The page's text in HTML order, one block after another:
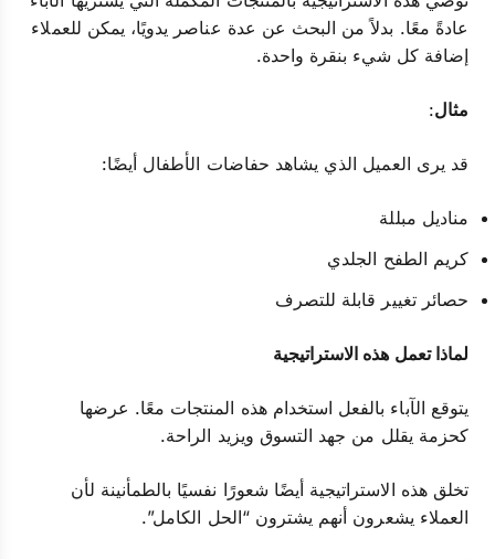
عادةً معًا. بدلاً من البحث عن عدة عناصر يدويًا، يمكن للعملاء
إضافة كل شيء بنقرة واحدة.
مثال:
قد يرى العميل الذي يشاهد حفاضات الأطفال أيضًا:
مناديل مبللة
كريم الطفح الجلدي
حصائر تغيير قابلة للتصرف
لماذا تعمل هذه الاستراتيجية
يتوقع الآباء بالفعل استخدام هذه المنتجات معًا. عرضها
كحزمة يقلل من جهد التسوق ويزيد الراحة.
تخلق هذه الاستراتيجية أيضًا شعورًا نفسيًا بالطمأنينة لأن
العملاء يشعرون أنهم يشترون “الحل الكامل”.